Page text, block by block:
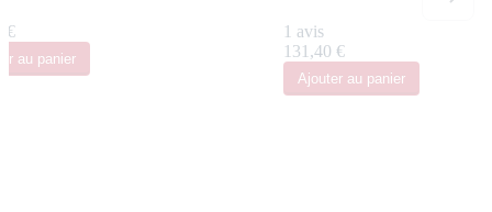
€
au panier
1 avis
131,40 €
Ajouter au panier